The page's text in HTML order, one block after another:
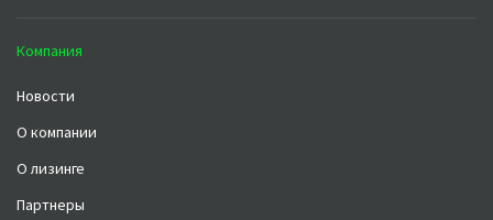
Компания
Новости
О компании
О лизинге
Партнеры